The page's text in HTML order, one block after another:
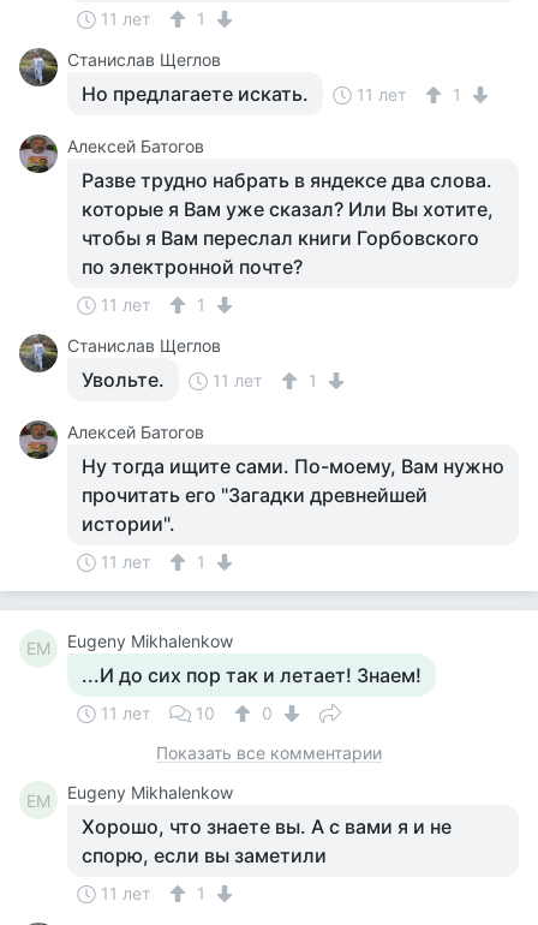
11 лет
1
Станислав Щеглов
Но предлагаете искать. 11 лет 1
Алексей Батогов
Разве трудно набрать в яндексе два слова.
которые я Вам уже сказал? Или Вы хотите,
чтобы я Вам переслал книги Горбовского
по электронной почте?
11 лет
1
Станислав Щеглов
Увольте. 11 лет 1
Алексей Батогов
Ну тогда ищите сами. По-моему, Вам нужно
прочитать его "Загадки древнейшей
истории".
11 лет 1
EM Eugeny Mikhalenkow
...И до сих пор так и летает! Знаем!
11 лет 10
0
Показать все комментарии
EM Eugeny Mikhalenkow
Хорошо, что знаете вы. А с вами я и не
спорю, если вы заметили
11 лет
1